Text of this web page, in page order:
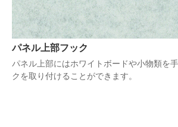
パネル上部フック
パネル上部にはホワイトボードや小物類を
クを取り付けることができます。